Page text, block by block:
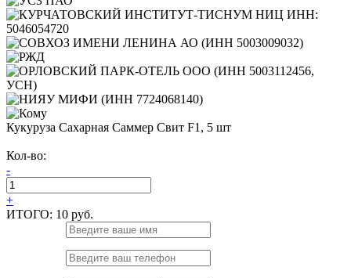
Кукуруза Сахарная Саммер Свит F1, 5 шт
Кол-во:
-
+
ИТОГО: 10 руб.